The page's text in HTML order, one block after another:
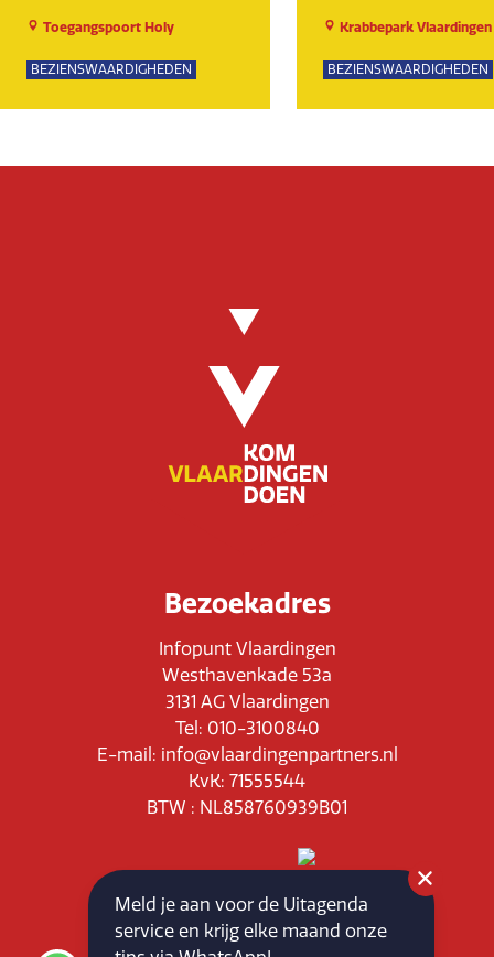
Toegangspoort Holy
BEZIENSWAARDIGHEDEN
Krabbepark Vlaardingen
BEZIENSWAARDIGHEDEN
Bezoekadres
Infopunt Vlaardingen
Westhavenkade 53a
3131 AG Vlaardingen
Tel: 010-3100840
E-mail: info@vlaardingenpartners.nl
KvK: 71555544
BTW : NL858760939B01
Meld je aan voor de Uitagenda
service en krijg elke maand onze